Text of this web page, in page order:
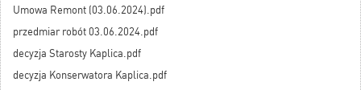
Umowa Remont (03.06.2024).pdf
przedmiar robót 03.06.2024.pdf
decyzja Starosty Kaplica.pdf
decyzja Konserwatora Kaplica.pdf